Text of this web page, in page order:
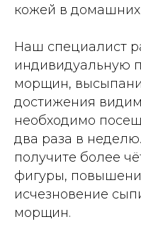
кожей в домашних
Наш специалист
индивидуальную
морщин,
достижения
необходимо
два раза в
получите более
фигуры,
исчезновение
морщин.